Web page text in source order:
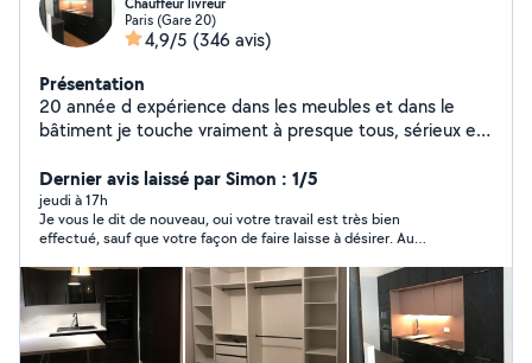
Paris (Gare 20)
4,9/5 (346 avis)
Présentation
20 année d expérience dans les meubles et dans le
bâtiment je touche vraiment à presque tous, sérieux et
Dernier avis laissé par Simon : 1/5
jeudi à 17h
Je vous le dit de nouveau, oui votre travail est très bien
effectué, sauf que votre façon de faire laisse à désirer. Au
quelqu’un travailler sans boire et manger vous ne m’avez rien
demandé mais moi je l’ai fait avec mon cœur. Maintenant vous
pouvez dire que je suis irrespectueux, tout simplement, parce
que je suis trop respectueux et honnête hélas À bon
entendeur